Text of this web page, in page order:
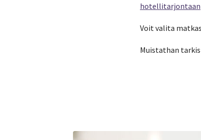
hotellitarjontaan
Voit valita
Muistathan